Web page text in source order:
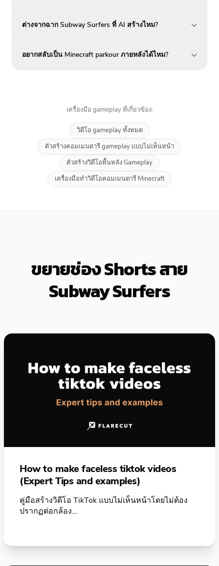
ต่างจากฉาก Subway Surfers ที่ AI สร้างไหม?
อยากสลับเป็น Minecraft parkour ภายหลังได้ไหม?
เครื่องมือ gameplay ที่เกี่ยวข้อง:
วิดีโอ gameplay ทั้งหมด
ตัวสร้างคอมเมนตารี gameplay แบบไม่เห็นหน้า
ตัวสร้างวิดีโอพื้นหลัง Gameplay
เครื่องมือทำวิดีโอคอมเมนตารี Minecraft
ขยายช่อง Shorts สาย
Subway Surfers
How to make faceless tiktok videos
(Expert Tips and examples)
คู่มือสร้างวิดีโอ TikTok แบบไม่เห็นหน้าโดยไม่ต้อง
ปรากฏต่อกล้อง...